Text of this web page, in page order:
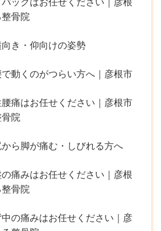
骨院
き・仰向けの姿勢
動くのがつらい方へ｜彦根市
痛はお任せください｜彦根市
院
ら脚が痛む・しびれる方へ
痛みはお任せください｜彦根
骨院
の痛みはお任せください｜彦